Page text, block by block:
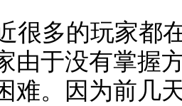
很多的玩家都
由于没有掌握
难。因为前几